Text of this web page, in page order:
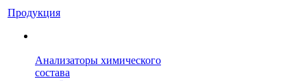
Продукция
Анализаторы химического
состава